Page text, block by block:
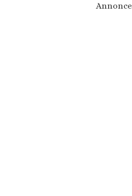
Annonce